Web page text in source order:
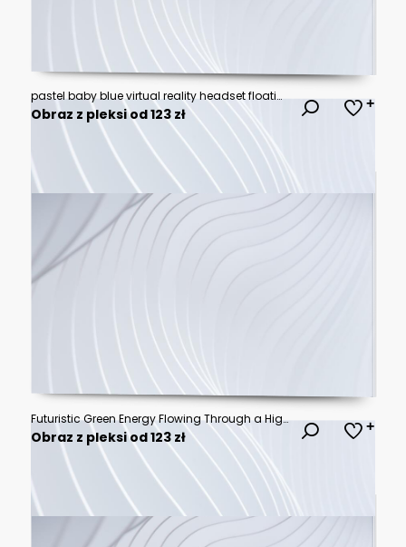
pastel baby blue virtual reality headset floating, futuristic vr headset in pastel blue isolated object, modern baby blue virtual reality device floating on clean background
Obraz z pleksi od 123 zł
Futuristic Green Energy Flowing Through a High-Tech Tunnel.
Obraz z pleksi od 123 zł